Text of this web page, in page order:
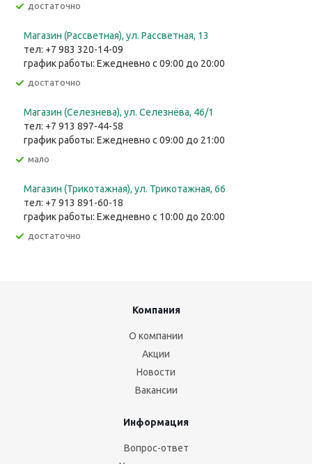
Достаточно
Магазин (Рассветная), ул. Рассветная, 13
тел: +7 983 320-14-09
график работы: Ежедневно с 09:00 до 20:00
Достаточно
Магазин (Селезнева), ул. Селезнёва, 46/1
тел: +7 913 897-44-58
график работы: Ежедневно с 09:00 до 21:00
Мало
Магазин (Трикотажная), ул. Трикотажная, 66
тел: +7 913 891-60-18
график работы: Ежедневно с 10:00 до 20:00
Достаточно
Компания
О компании
Акции
Новости
Вакансии
Информация
Вопрос-ответ